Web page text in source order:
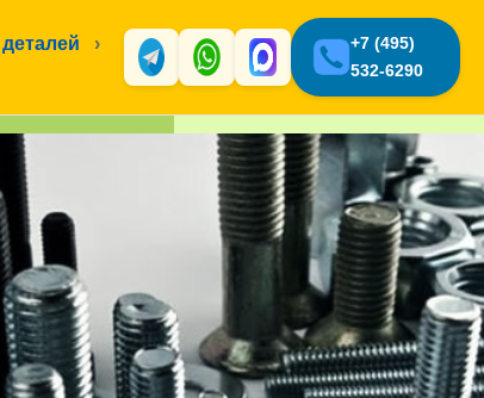
›
+7 (495)
532-6290